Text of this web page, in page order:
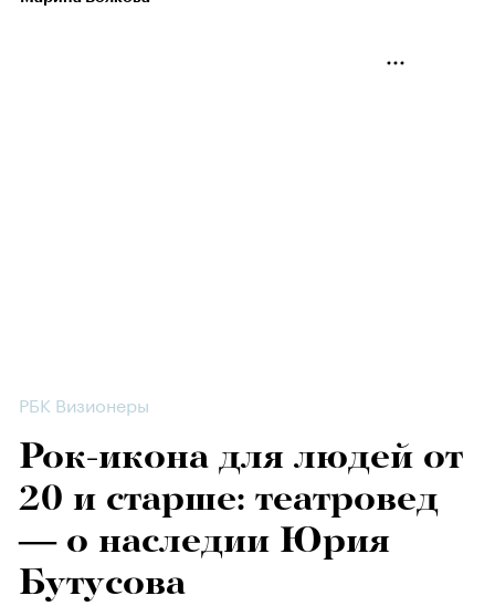
РБК Визионеры
Рок-икона для людей от
20 и старше: театровед
— о наследии Юрия
Бутусова